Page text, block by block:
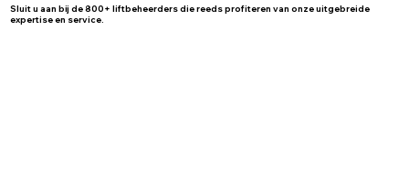
Sluit u aan bij de 800+ liftbeheerders die reeds profiteren van onze uitgebreide
expertise en service.